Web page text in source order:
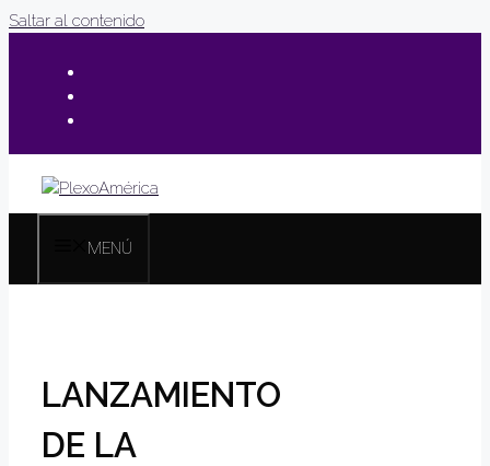
Saltar al contenido
MENÚ
LANZAMIENTO
DE LA